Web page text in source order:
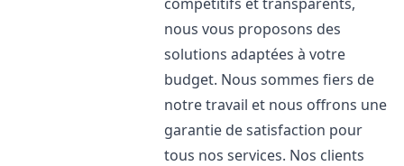
nous vous proposons des
solutions adaptées à votre
budget. Nous sommes fiers de
notre travail et nous offrons une
garantie de satisfaction pour
tous nos services. Nos clients